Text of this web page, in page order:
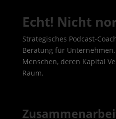
Echt! Nicht
Strategisches Podcast-
Beratung für
Menschen, deren Kapital
Raum.